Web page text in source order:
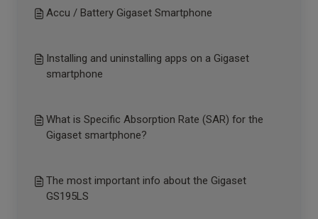
Accu / Battery Gigaset Smartphone
Installing and uninstalling apps on a Gigaset
smartphone
What is Specific Absorption Rate (SAR) for the
Gigaset smartphone?
The most important info about the Gigaset
GS195LS